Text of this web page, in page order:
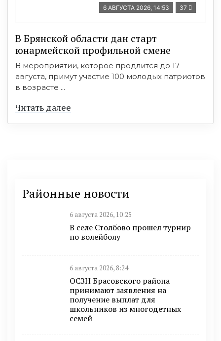
6 АВГУСТА 2026, 14:53 37
В Брянской области дан старт
юнармейской профильной смене
В мероприятии, которое продлится до 17
августа, примут участие 100 молодых патриотов
в возрасте ...
Читать далее
Районные новости
6 августа 2026, 10:25
В селе Столбово прошел турнир
по волейболу
6 августа 2026, 8:24
ОСЗН Брасовского района
принимают заявления на
получение выплат для
школьников из многодетных
семей